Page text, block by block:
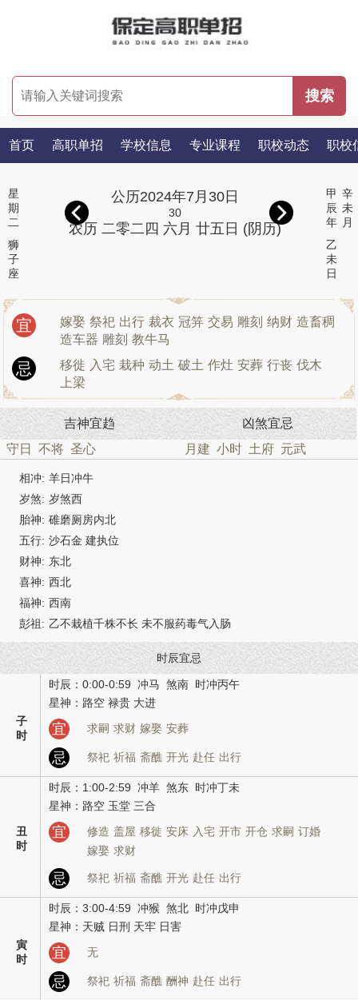
首页 高职单招 学校信息 专业课程 职校动态 职校
星
期
二
狮
子
座
甲
辰
年
辛
未
月
乙
未
日
公历2024年7月30日
30
农历 二零二四 六月 廿五日 (阴历)
宜 嫁娶 祭祀 出行 裁衣 冠笄 交易 雕刻 纳财 造畜稠
造车器 雕刻 教牛马
忌 移徙 入宅 栽种 动土 破土 作灶 安葬 行丧 伐木
上梁
吉神宜趋
守日
不将 圣心
凶煞宜忌
月建 小时 土府 元武
相冲: 羊日冲牛
岁煞: 岁煞西
胎神: 碓磨厕房内北
五行: 沙石金 建执位
财神: 东北
喜神: 西北
福神: 西南
彭祖: 乙不栽植千株不长 未不服药毒气入肠
时辰宜忌
子
时
时辰：0:00-0:59 冲马 煞南 时冲丙午
星神：路空 禄贵 大进
宜 求嗣 求财 嫁娶 安葬
忌 祭祀 祈福 斋醮 开光 赴任 出行
丑
时
时辰：1:00-2:59 冲羊 煞东 时冲丁未
星神：路空 玉堂 三合
宜 修造 盖屋 移徙 安床 入宅 开市 开仓 求嗣 订婚
嫁娶 求财
忌 祭祀 祈福 斋醮 开光 赴任 出行
寅
时
时辰：3:00-4:59 冲猴 煞北 时冲戊申
星神：天贼 日刑 天牢 日害
宜 无
忌 祭祀 祈福 斋醮 酬神 赴任 出行